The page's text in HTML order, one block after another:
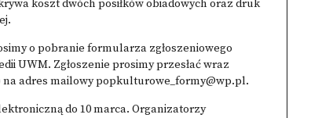
koszt dwóch posiłków obiadowych oraz druk
o pobranie formularza zgłoszeniowego
UWM. Zgłoszenie prosimy przesłać wraz
adres mailowypopkulturowe_formy@wp.pl.
do 10 marca. Organizatorzy